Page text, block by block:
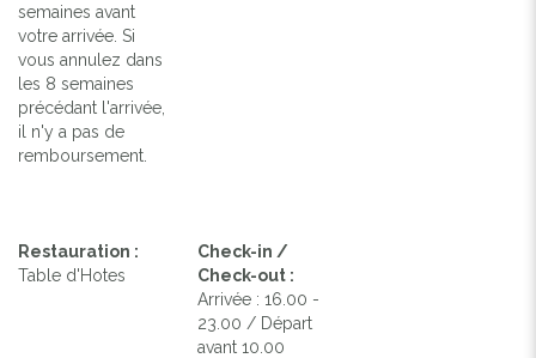
semaines avant
votre arrivée. Si
vous annulez dans
les 8 semaines
précédant l'arrivée,
il n'y a pas de
remboursement.
Restauration :
Table d'Hotes
Check-in /
Check-out :
Arrivée : 16.00 -
23.00 / Départ
avant 10.00